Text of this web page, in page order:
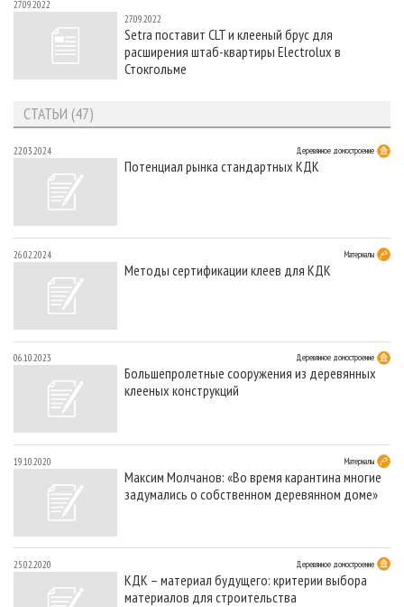
27.09.2022
27.09.2022
Setra поставит CLT и клееный брус для
расширения штаб-квартиры Electrolux в
Стокгольме
СТАТЬИ (47)
22.03.2024 Деревянное домостроение
Потенциал рынка стандартных КДК
26.02.2024 Материалы
Методы сертификации клеев для КДК
06.10.2023 Деревянное домостроение
Большепролетные сооружения из деревянных
клееных конструкций
19.10.2020 Материалы
Максим Молчанов: «Во время карантина многие
задумались о собственном деревянном доме»
25.02.2020 Деревянное домостроение
КДК – материал будущего: критерии выбора
материалов для строительства